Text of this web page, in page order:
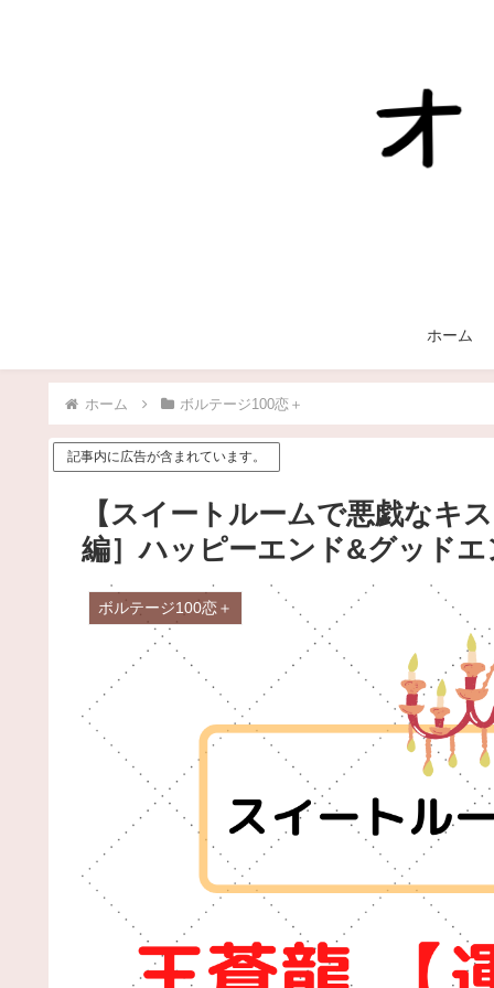
ホーム
ホーム ボルテージ100恋＋
記事内に広告が含まれています。
【スイートルームで悪戯なキ
編］ハッピーエンド&グッド
ボルテージ100恋＋